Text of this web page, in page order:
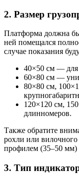
2. Размер
Платформа должна
ней помещался
случае показания
40×50 см — для
60×80 см —
80×80 см,
120×120 см,
длинномеров.
Также обратите
рохли или
профилем (35–50 мм)
3. Тип